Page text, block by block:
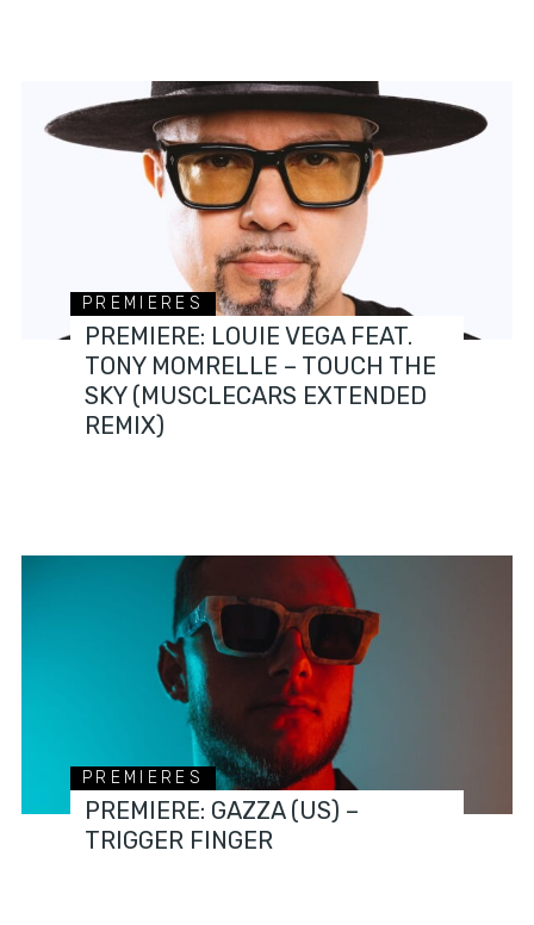
PREMIERES
PREMIERE: LOUIE VEGA FEAT.
TONY MOMRELLE – TOUCH THE
SKY (MUSCLECARS EXTENDED
REMIX)
PREMIERES
PREMIERE: GAZZA (US) –
TRIGGER FINGER